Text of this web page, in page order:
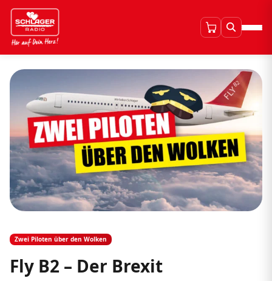
Zwei Piloten über den Wolken
Fly B2 – Der Brexit